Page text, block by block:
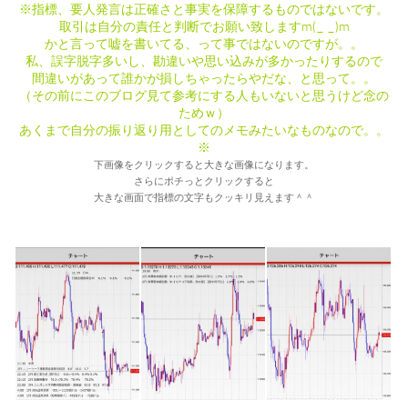
※指標、要人発言は正確さと事実を保障するものではないです。
取引は自分の責任と判断でお願い致しますm(_ _)m
かと言って嘘を書いてる、って事ではないのですが。。
私、誤字脱字多いし、勘違いや思い込みが多かったりするので
間違いがあって誰かが損しちゃったらやだな、と思って。。
（その前にこのブログ見て参考にする人もいないと思うけど念の
ためｗ）
あくまで自分の振り返り用としてのメモみたいなものなので。。
※
下画像をクリックすると大きな画像になります。
さらにポチっとクリックすると
大きな画面で指標の文字もクッキリ見えます＾＾